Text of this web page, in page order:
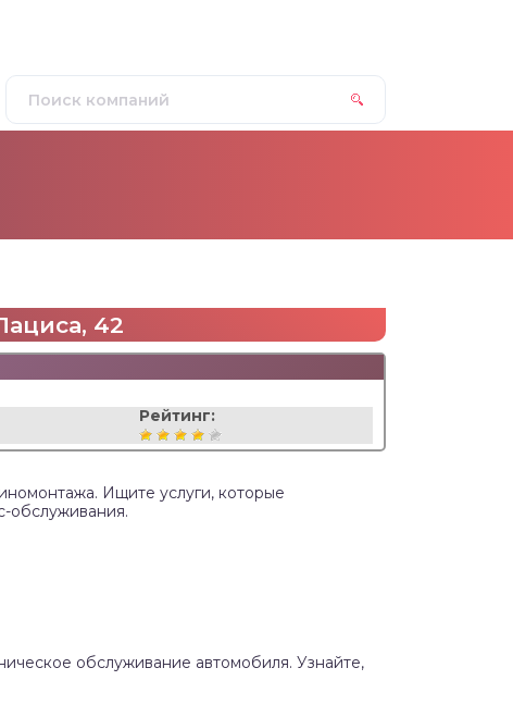
42
Рейтинг:
Ищите услуги, которые
обслуживания.
обслуживание автомобиля. Узнайте,